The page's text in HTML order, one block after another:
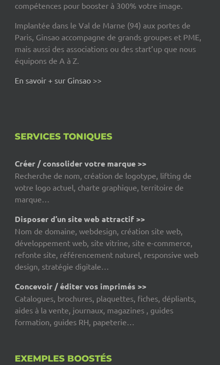
compétences pour booster à 300% votre image.
Implantée dans le Val de Marne (94) aux portes de
Paris, Ginsao accompagne de grands groupes et PME,
mais aussi des associations ou des start’up que nous
équipons de A à Z.
En savoir + sur Ginsao >>
SERVICES TONIQUES
Créer / consolider votre marque >>
Recherche de nom, création de logotype, lifting de
votre logo actuel, charte graphique, territoire de
marque…
Disposer d’un site web attractif >>
Nom de domaine, webdesign, création site web,
développement web, site vitrine, site e-commerce,
refonte site, référencement naturel, responsive web
design, stratégie digitale…
Concevoir / éditer vos imprimés >>
Catalogues, brochures, plaquettes, fiches, dépliants,
aides à la vente, journaux, magazines , guides
formation, guides RH, papeterie…
EXEMPLES BOOSTÉS